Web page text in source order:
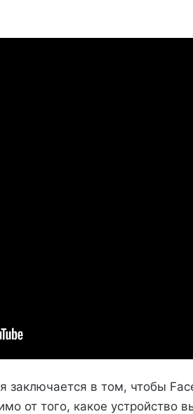
заключается в том, чтобы
от того, какое устройство